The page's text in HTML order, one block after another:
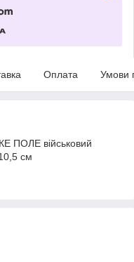
Оплата Умови
ПОЛЕ військовий
см